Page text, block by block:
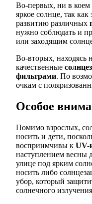
Во-первых, ни в коем
яркое солнце, так
развитию различных
нужно соблюдать и
или заходящим
Во-вторых, находясь
качественные
фильтрами. По
очкам с
Особое
Помимо взрослых,
носить и дети,
восприимчивы к UV-
наступлением весны
улице под ярким
носить либо
убор, который
солнечного